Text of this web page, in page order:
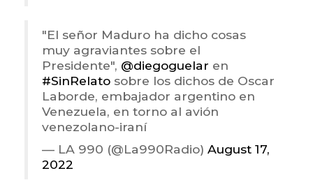
"El señor Maduro ha dicho cosas
muy agraviantes sobre el
Presidente", @diegoguelar en
#SinRelato sobre los dichos de Oscar
Laborde, embajador argentino en
Venezuela, en torno al avión
venezolano-iraní
— LA 990 (@La990Radio) August 17,
2022